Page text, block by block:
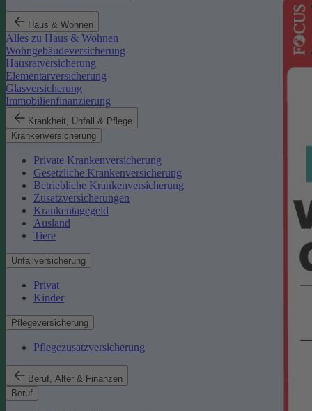
Haus & Wohnen
Alles zu Haus & Wohnen
Wohngebäudeversicherung
Hausratversicherung
Elementarversicherung
Glasversicherung
Immobilienfinanzierung
Krankheit, Unfall & Pflege
Krankenversicherung
Private Krankenversicherung
Gesetzliche Krankenversicherung
Betriebliche Krankenversicherung
Zusatzversicherungen
Krankentagegeld
Ausland
Tiere
Unfallversicherung
Privat
Kinder
Pflegeversicherung
Pflegezusatzversicherung
Beruf, Alter & Finanzen
Beruf